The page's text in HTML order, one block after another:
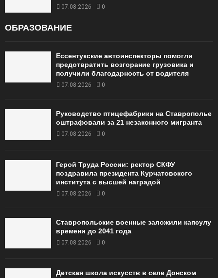
07.08.2026 0
ОБРАЗОВАНИЕ
Ессентукские автоинспекторы помогли
предотвратить возгорание грузовика и
получили благодарность от водителя
07.08.2026 0
Руководство птицефабрики на Ставрополье
оштрафовали за 21 незаконного мигранта
07.08.2026 0
Герой Труда России: ректор СКФУ
поздравила президента Курчатовского
института с высшей наградой
07.08.2026 0
Ставропольские военные заложили капсулу
времени до 2041 года
07.08.2026 0
Детская школа искусств в селе Донском